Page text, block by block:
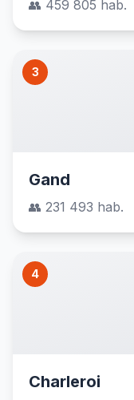
👥 459 805 hab.
3
Gand
👥 231 493 hab.
4
Charleroi